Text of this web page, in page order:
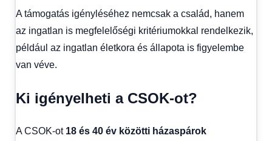
A támogatás igényléséhez nemcsak a család, hanem
az ingatlan is megfelelőségi kritériumokkal rendelkezik,
például az ingatlan életkora és állapota is figyelembe
van véve.
Ki igényelheti a CSOK-ot?
A CSOK-ot 18 és 40 év közötti házaspárok